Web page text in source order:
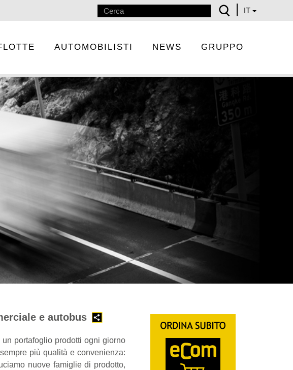
IT
AUTOMOBILISTI NEWS GRUPPO
e autobus
portafoglio prodotti ogni giorno
più qualità e convenienza:
nuove famiglie di prodotto,